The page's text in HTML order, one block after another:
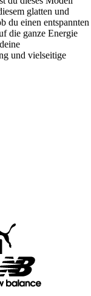
glatten und
du einen entspannten
die ganze Energie
und vielseitige